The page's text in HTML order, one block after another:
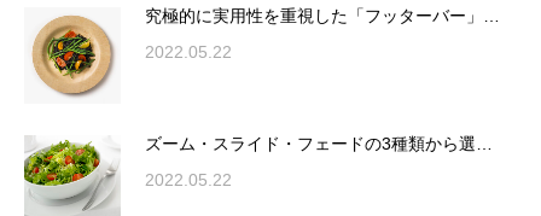
究極的に実用性を重視した「フッターバー」…
2022.05.22
ズーム・スライド・フェードの3種類から選…
2022.05.22